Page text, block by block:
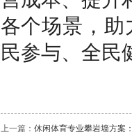
各个场景，助
民参与、全民
上一篇： 休闲体育专业攀岩墙方案